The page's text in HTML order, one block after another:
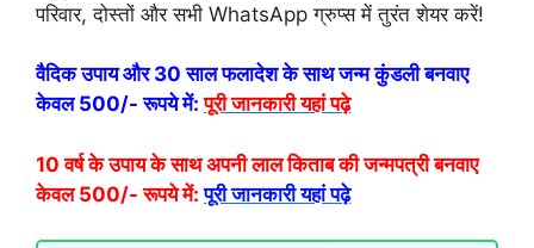
परिवार, दोस्तों और सभी WhatsApp ग्रुप्स में तुरंत शेयर करें!
वैदिक उपाय और 30 साल फलादेश के साथ जन्म कुंडली बनवाए
केवल 500/- रूपये में: पूरी जानकारी यहां पढ़े
10 वर्ष के उपाय के साथ अपनी लाल किताब की जन्मपत्री बनवाए
केवल 500/- रूपये में: पूरी जानकारी यहां पढ़े